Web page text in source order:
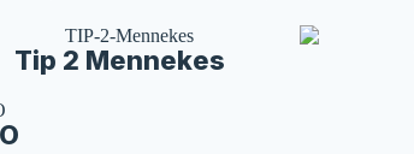
Tip 2 Mennekes